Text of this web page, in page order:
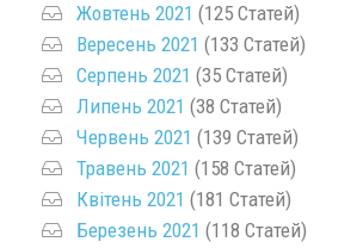
Жовтень 2021 (125 Статей)
Вересень 2021 (133 Статей)
Серпень 2021 (35 Статей)
Липень 2021 (38 Статей)
Червень 2021 (139 Статей)
Травень 2021 (158 Статей)
Квітень 2021 (181 Статей)
Березень 2021 (118 Статей)